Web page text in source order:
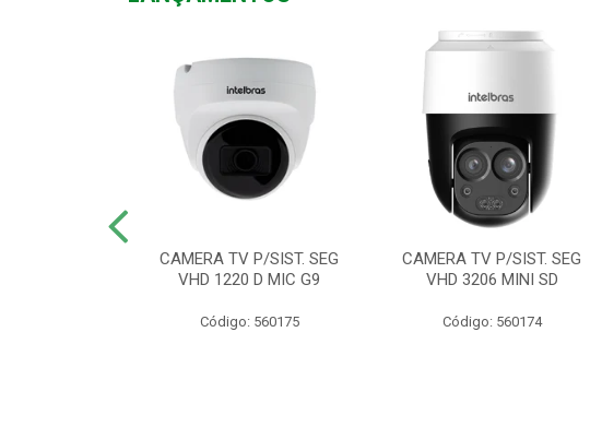
CAMERA TV P/SIST. SEG
VHD 1220 D MIC G9
Código: 560175
CAMERA TV P/SIST. SEG
VHD 3206 MINI SD
Código: 560174